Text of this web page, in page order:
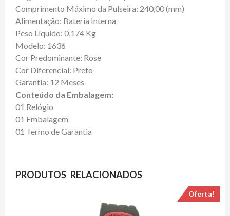
Comprimento Máximo da Pulseira: 240,00 (mm)
Alimentação: Bateria Interna
Peso Líquido: 0,174 Kg
Modelo: 1636
Cor Predominante: Rose
Cor Diferencial: Preto
Garantia: 12 Meses
Conteúdo da Embalagem:
01 Relógio
01 Embalagem
01 Termo de Garantia
PRODUTOS RELACIONADOS
Oferta!